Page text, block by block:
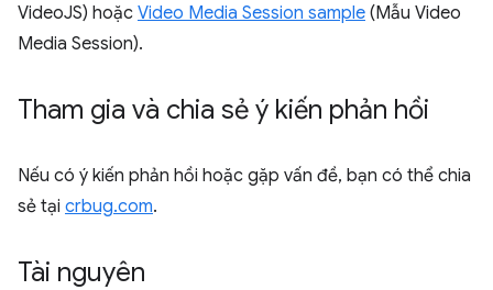
VideoJS) hoặc Video Media Session sample (Mẫu Video
Media Session).
Tham gia và chia sẻ ý kiến phản hồi
Nếu có ý kiến phản hồi hoặc gặp vấn đề, bạn có thể chia
sẻ tại crbug.com.
Tài nguyên